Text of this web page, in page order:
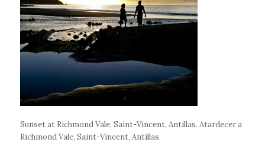
Sunset at Richmond Vale, Saint-Vincent, Antillas. Atardecer a
Richmond Vale, Saint-Vincent, Antillas.